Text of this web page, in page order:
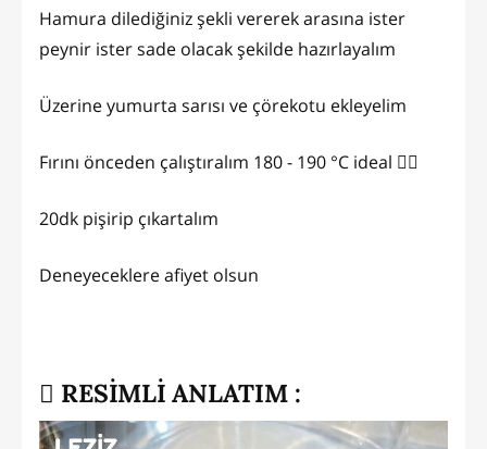
Hamura dilediğiniz şekli vererek arasına ister
peynir ister sade olacak şekilde hazırlayalım
Üzerine yumurta sarısı ve çörekotu ekleyelim
Fırını önceden çalıştıralım 180 - 190 °C ideal 👌🏻
20dk pişirip çıkartalım
Deneyeceklere afiyet olsun
RESİMLİ ANLATIM :